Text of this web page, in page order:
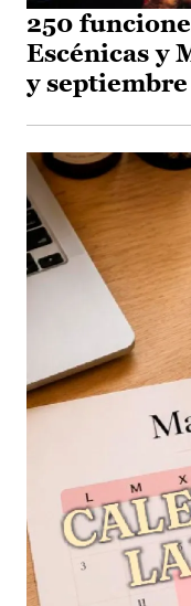
250
Escénicas y
y septiembre